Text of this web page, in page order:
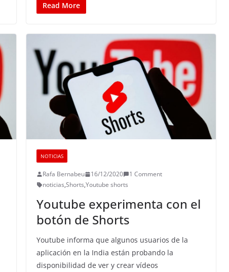
Read More
NOTICIAS
Rafa Bernabeu 16/12/2020
1 Comment
noticias,Shorts,Youtube shorts
Youtube experimenta con el
botón de Shorts
Youtube informa que algunos usuarios de la
aplicación en la India están probando la
disponibilidad de ver y crear vídeos